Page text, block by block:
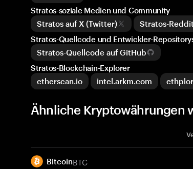
Stratos-soziale Medien und Community
Stratos auf X (Twitter)
Stratos-
Stratos-Quellcode und Entwickler-
Stratos-Quellcode auf GitHub
Stratos-Blockchain-Explorer
etherscan.io
intel.arkm.com
Ähnliche Kryptowährungen
BitcoinBTC